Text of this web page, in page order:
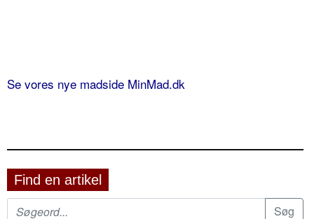
Se vores nye madside MinMad.dk
Find en artikel